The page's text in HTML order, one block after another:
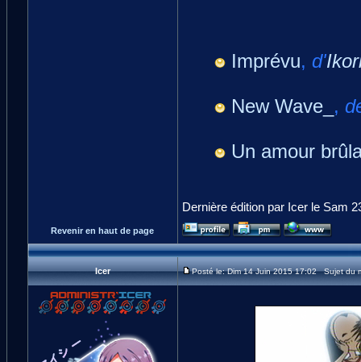
Imprévu, d'
New Wave_ ,
Un amour
Dernière édition par Icer le Sam
Revenir en haut de page
Icer Posté le: Dim 14 Juin 2015 17:02 Sujet du